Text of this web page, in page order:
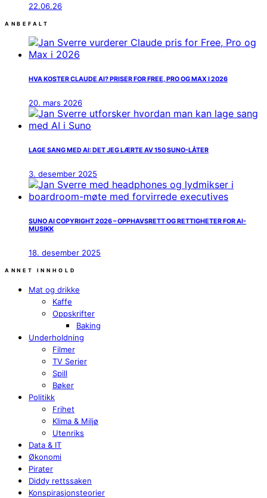
22.06.26
ANBEFALT
HVA KOSTER CLAUDE AI? PRISER FOR FREE, PRO OG MAX I 2026
20. mars 2026
LAGE SANG MED AI: DET JEG LÆRTE AV 150 SUNO-LÅTER
3. desember 2025
SUNO AI COPYRIGHT 2026 – OPPHAVSRETT OG RETTIGHETER FOR AI-
MUSIKK
18. desember 2025
ANNET INNHOLD
Mat og drikke
Kaffe
Oppskrifter
Baking
Underholdning
Filmer
TV Serier
Spill
Bøker
Politikk
Frihet
Klima & Miljø
Utenriks
Data & IT
Økonomi
Pirater
Diddy rettssaken
Konspirasjonsteorier